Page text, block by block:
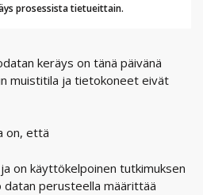
prosessista tietueittain.
keräys on tänä päivänä
muistitila ja tietokoneet eivät
on, että
on käyttökelpoinen tutkimuksen
datan perusteella määrittää